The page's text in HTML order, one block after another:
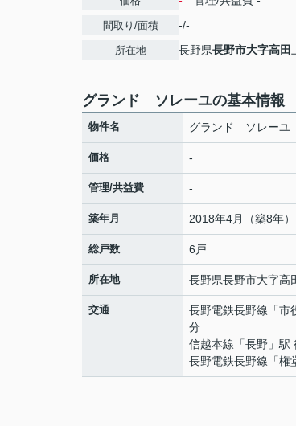
間取り/面積 -/-
所在地 長野県長野市大字高田
グランド ソレーユの基本情報
物件名 グランド ソレーユ
価格 -
管理/共益費 -
築年月 2018年4月（築8年）
総戸数 6戸
所在地 長野県長野市大字高
交通 長野電鉄長野線 「市
分
信越本線 「長野 」駅
長野電鉄長野線 「権